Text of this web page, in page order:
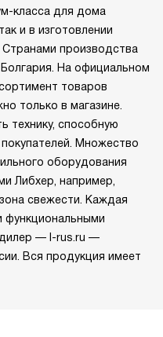
класса для дома
и в изготовлении
производства
На официальном
товаров
только в магазине.
технику, способную
Множество
оборудования
Либхер, например,
свежести. Каждая
функциональными
— l-rus.ru —
Вся продукция имеет